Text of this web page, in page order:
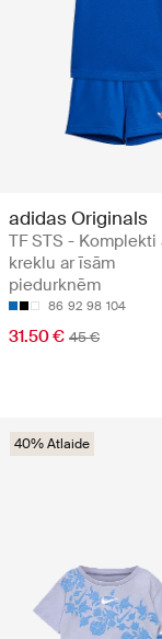
adidas Originals
TF STS - Komplekti
kreklu ar īsām
piedurknēm
86 92 98 104
31.50 € 45 €
40% Atlaide